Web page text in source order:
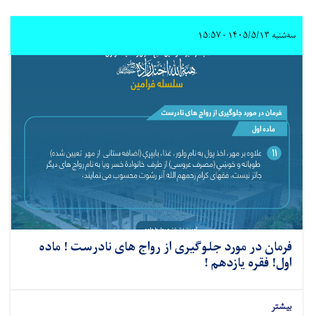
سه‌شنبه ۱۴۰۵/۵/۱۳ - ۱۵:۵۷
فرمان در مورد جلوگیری از رواج های نادرست ! ماده
اول! فقره یازدهم !
بیشتر